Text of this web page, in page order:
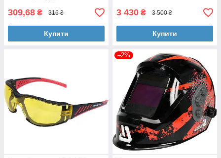
309,68 ₴ 316 ₴
Купити
3 430 ₴ 3 500 ₴
Купити
–2%